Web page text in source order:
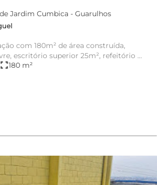
Galpão em Cidade Jardim Cumbica - Guarulhos
com 180m² de área construída,
escritório superior 25m², refeitório +
fullscreen180 m²